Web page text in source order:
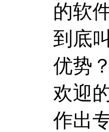
的软
到底
优势
欢迎
作出